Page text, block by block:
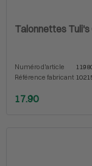
Talonnettes Tuli's
Numéro d'article
Référence fabricant
17.90